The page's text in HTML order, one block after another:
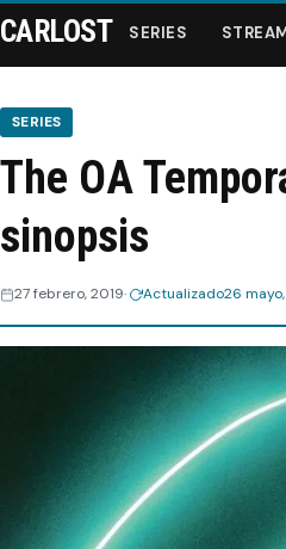
Series
Streaming
Webisodios
CARLOST SERIES
SERIES
The OA
sinopsis
27 febrero, 2019 Actualizado26